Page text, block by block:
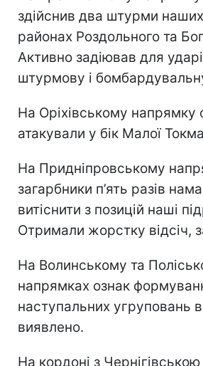
здійснив два штурми наших
районах Роздольного та
Активно задіював для
штурмову і
На Оріхівському напрямку
атакували у бік Малої
На Придніпровському
загарбники п’ять разів
витіснити з позицій наші
Отримали жорстку відсіч,
На Волинському та
напрямках ознак
наступальних угруповань
виявлено.
На кордоні з